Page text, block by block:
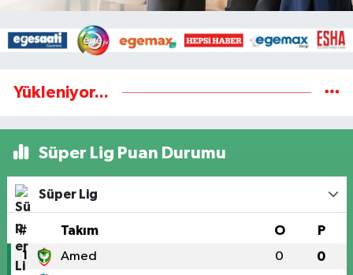
Yükleniyor...
Süper Lig Puan Durumu
Süper Lig
# Takım O P
1 Amed 0 0